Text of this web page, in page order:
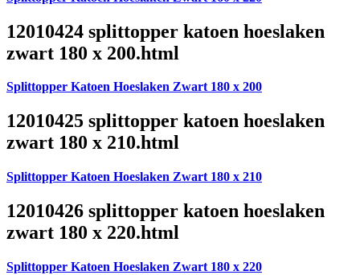
12010424 splittopper katoen hoeslaken
zwart 180 x 200.html
Splittopper Katoen Hoeslaken Zwart 180 x 200
12010425 splittopper katoen hoeslaken
zwart 180 x 210.html
Splittopper Katoen Hoeslaken Zwart 180 x 210
12010426 splittopper katoen hoeslaken
zwart 180 x 220.html
Splittopper Katoen Hoeslaken Zwart 180 x 220